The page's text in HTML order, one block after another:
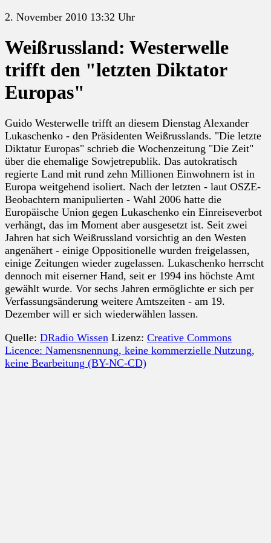
2. November 2010 13:32 Uhr
Weißrussland: Westerwelle
trifft den "letzten Diktator
Europas"
Guido Westerwelle trifft an diesem Dienstag Alexander
Lukaschenko - den Präsidenten Weißrusslands. "Die letzte
Diktatur Europas" schrieb die Wochenzeitung "Die Zeit"
über die ehemalige Sowjetrepublik. Das autokratisch
regierte Land mit rund zehn Millionen Einwohnern ist in
Europa weitgehend isoliert. Nach der letzten - laut OSZE-
Beobachtern manipulierten - Wahl 2006 hatte die
Europäische Union gegen Lukaschenko ein Einreiseverbot
verhängt, das im Moment aber ausgesetzt ist. Seit zwei
Jahren hat sich Weißrussland vorsichtig an den Westen
angenähert - einige Oppositionelle wurden freigelassen,
einige Zeitungen wieder zugelassen. Lukaschenko herrscht
dennoch mit eiserner Hand, seit er 1994 ins höchste Amt
gewählt wurde. Vor sechs Jahren ermöglichte er sich per
Verfassungsänderung weitere Amtszeiten - am 19.
Dezember will er sich wiederwählen lassen.
Quelle: DRadio Wissen Lizenz: Creative Commons
Licence: Namensnennung, keine kommerzielle Nutzung,
keine Bearbeitung (BY-NC-CD)